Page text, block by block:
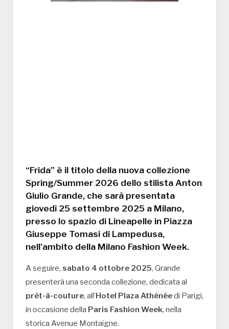
“Frida” è il titolo della nuova collezione
Spring/Summer 2026 dello stilistaAnton
Giulio Grande, che sarà presentata
giovedì 25 settembre 2025 a Milano,
presso lo spazio di Lineapelle in Piazza
Giuseppe Tomasi di Lampedusa,
nell’ambito della Milano Fashion Week.
A seguire, sabato 4 ottobre 2025, Grande
presenterà una seconda collezione, dedicata al
prêt-à-couture, all’Hotel Plaza Athénéedi Parigi,
in occasione della Paris Fashion Week, nella
storica Avenue Montaigne.